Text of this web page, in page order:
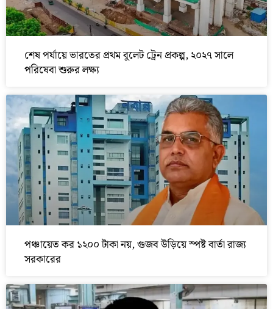
শেষ পর্যায়ে ভারতের প্রথম বুলেট ট্রেন প্রকল্প, ২০২৭ সালে
পরিষেবা শুরুর লক্ষ্য
পঞ্চায়েত কর ১২০০ টাকা নয়, গুজব উড়িয়ে স্পষ্ট বার্তা রাজ্য
সরকারের